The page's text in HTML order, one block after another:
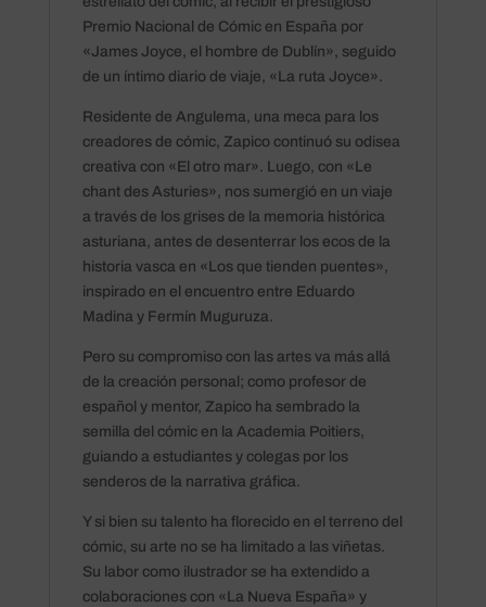
Premio Nacional de Cómic en España por
«James Joyce, el hombre de Dublín», seguido
de un íntimo diario de viaje, «La ruta Joyce».
Residente de Angulema, una meca para los
creadores de cómic, Zapico continuó su odisea
creativa con «El otro mar». Luego, con «Le
chant des Asturies», nos sumergió en un viaje
a través de los grises de la memoria histórica
asturiana, antes de desenterrar los ecos de la
historia vasca en «Los que tienden puentes»,
inspirado en el encuentro entre Eduardo
Madina y Fermín Muguruza.
Pero su compromiso con las artes va más allá
de la creación personal; como profesor de
español y mentor, Zapico ha sembrado la
semilla del cómic en la Academia Poitiers,
guiando a estudiantes y colegas por los
senderos de la narrativa gráfica.
Y si bien su talento ha florecido en el terreno del
cómic, su arte no se ha limitado a las viñetas.
Su labor como ilustrador se ha extendido a
colaboraciones con «La Nueva España» y